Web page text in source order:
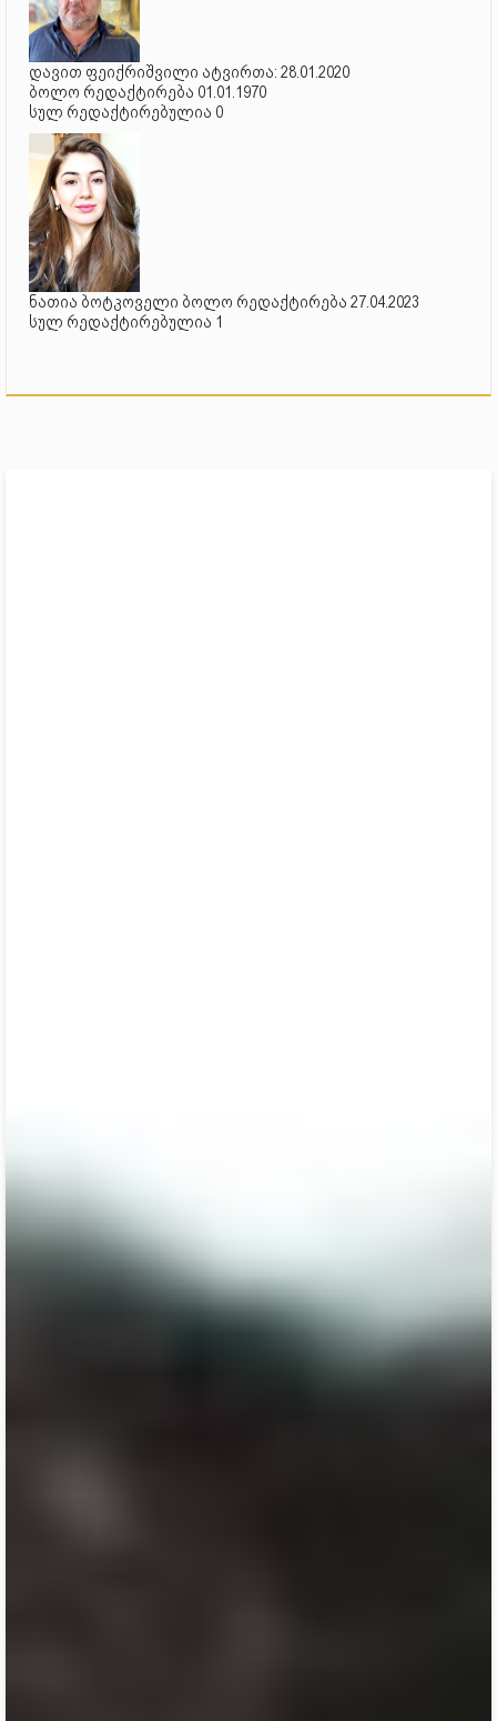
დავით ფეიქრიშვილი ატვირთა: 28.01.2020
ბოლო რედაქტირება 01.01.1970
სულ რედაქტირებულია 0
ნათია ბოტკოველი ბოლო რედაქტირება 27.04.2023
სულ რედაქტირებულია 1